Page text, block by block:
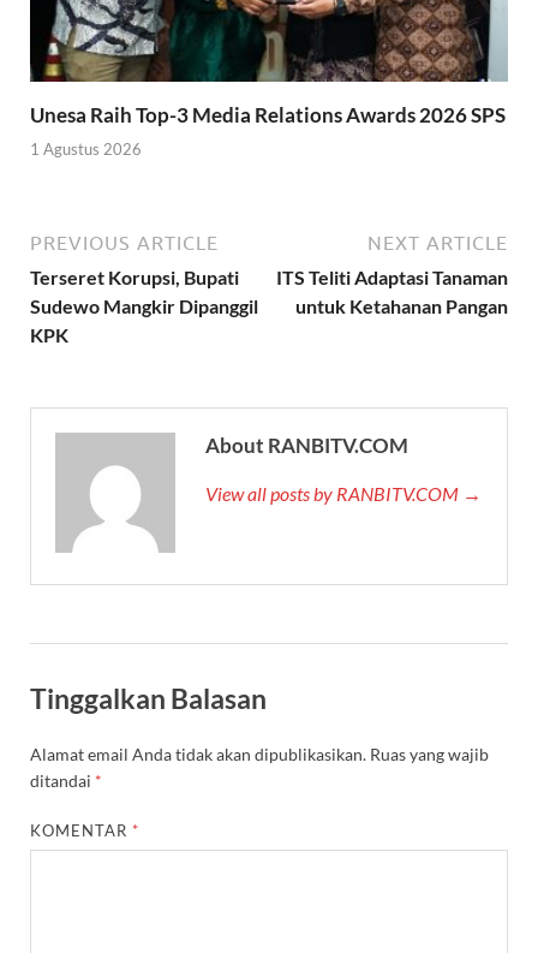
Unesa Raih Top-3 Media Relations Awards 2026 SPS
1 Agustus 2026
PREVIOUS ARTICLE
Terseret Korupsi, Bupati
Sudewo Mangkir Dipanggil
KPK
NEXT ARTICLE
ITS Teliti Adaptasi Tanaman
untuk Ketahanan Pangan
About RANBITV.COM
View all posts by RANBITV.COM →
Tinggalkan Balasan
Alamat email Anda tidak akan dipublikasikan. Ruas yang wajib
ditandai *
KOMENTAR *